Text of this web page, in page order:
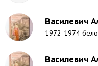
Василевич
1972-1974
Василевич